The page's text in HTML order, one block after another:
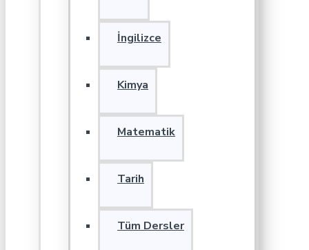
İngilizce
Kimya
Matematik
Tarih
Tüm Dersler